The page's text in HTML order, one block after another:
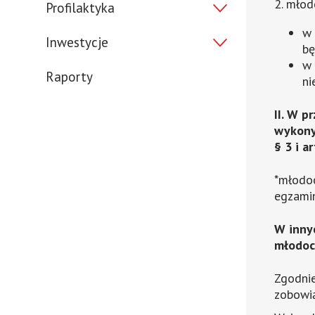
Expand
Profilaktyka
Expand
Inwestycje
Raporty
2.
w
w
II. W
§ 3 i
W